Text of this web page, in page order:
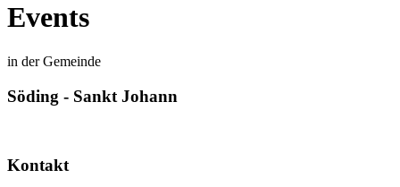
Events
in der Gemeinde
Söding - Sankt Johann
Kontakt